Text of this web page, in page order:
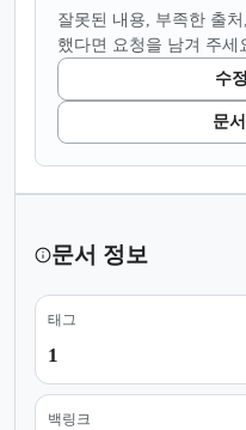
잘못된 내용, 부족한 출
했다면 요청을 남겨 주세
수
문
문서 정보
태그
1
백링크